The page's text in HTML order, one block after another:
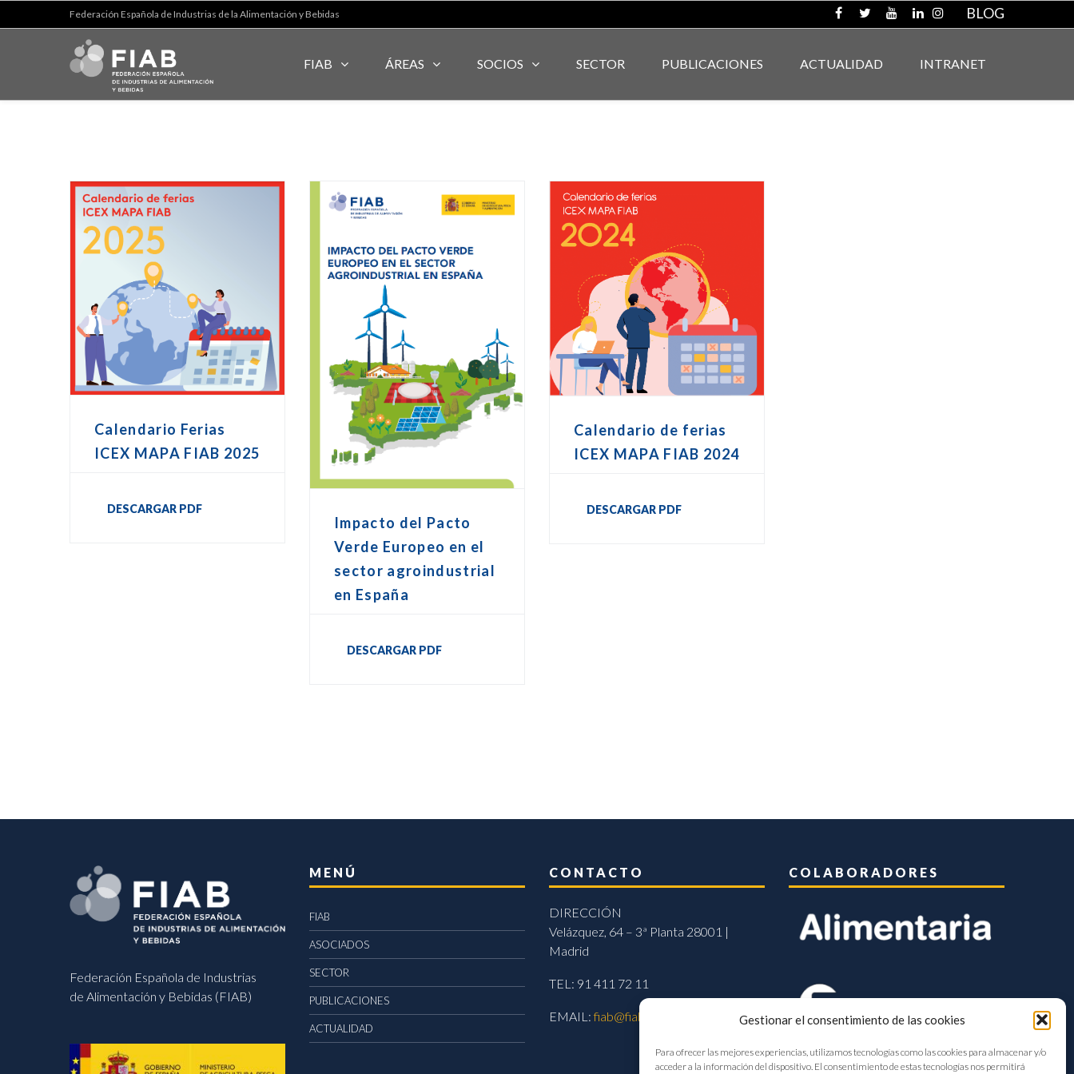
Gestionar el consentimiento de las cookies
Para ofrecer las mejores experiencias, utilizamos tecnologías como las cookies para almacenar y/o
acceder a la información del dispositivo. El consentimiento de estas tecnologías nos permitirá
Federación Española de Industrias de la Alimentación y Bebidas BLOG
FIAB ÁREAS SOCIOS SECTOR PUBLICACIONES ACTUALIDAD INTRANET
Calendario Ferias
ICEX MAPA FIAB 2025
DESCARGAR PDF
Impacto del Pacto
Verde Europeo en el
sector agroindustrial
en España
DESCARGAR PDF
Calendario de ferias
ICEX MAPA FIAB 2024
DESCARGAR PDF
Federación Española de Industrias
de Alimentación y Bebidas (FIAB)
MENÚ
FIAB
ASOCIADOS
SECTOR
PUBLICACIONES
ACTUALIDAD
CONTACTO
DIRECCIÓN
Velázquez, 64 – 3ª Planta 28001 |
Madrid
TEL: 91 411 72 11
EMAIL:fiab@fiab.es
COLABORADORES